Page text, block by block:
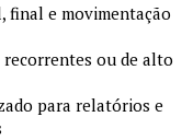
final e movimentação
recorrentes ou de alto
para relatórios e